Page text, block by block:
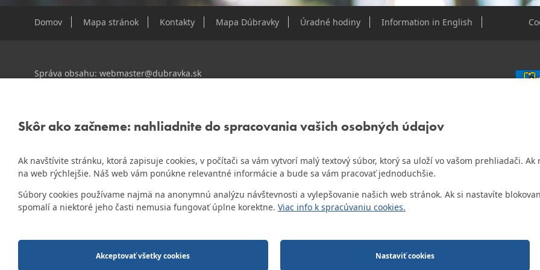
Skôr ako začneme: nahliadnite do spracovania vašich osobných údajov
Ak navštívite stránku, ktorá zapisuje cookies, v počítači sa vám vytvorí malý textový súbor, ktorý sa uloží vo vašom prehliadači.
na web rýchlejšie. Náš web vám ponúkne relevantné informácie a bude sa vám pracovať jednoduchšie.
Súbory cookies používame najmä na anonymnú analýzu návštevnosti a vylepšovanie našich web stránok. Ak si nastavíte
spomalí a niektoré jeho časti nemusia fungovať úplne korektne. Viac info k spracúvaniu cookies.
Domov Mapa stránok Kontakty Mapa Dúbravky Úradné hodiny Information in English
Správa obsahu: webmaster@dubravka.sk
Naša mestská časť získala 3. miesto v súťažiZlatyErb.sk
o najlepšiu internetovú stránku samospráv za
IČ
Číslo
2014-2026 © MÚ Bratislava-Dúbravka